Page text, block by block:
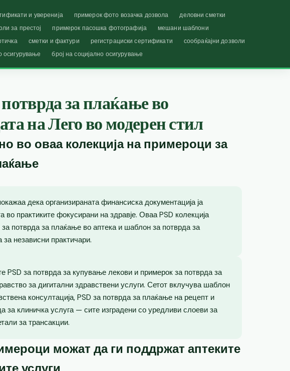
и уверенија примерок фото возачка дозвола
деловни сметки
за престој примерок пасошка фотографија
мешани шаблони
сметки и фактури регистрациски сертификати
сообраќајни дозволи
осигурување број на социјално осигурување
за плаќање во
на Лего во модерен стил
во оваа колекција на примероци за
дека организираната финансиска документација ја
во практиките фокусирани на здравје. Оваа PSD колекција
потврда за плаќање во аптека и шаблон за потврда за
за независни практичари.
PSD за потврда за купување лекови и примерок за потврда за
за дигитални здравствени услуги. Сетот вклучува шаблон
консултација, PSD за потврда за плаќање на рецепт и
за клиничка услуга — сите изградени со уредливи слоеви за
за трансакции.
можат да ги поддржат аптеките